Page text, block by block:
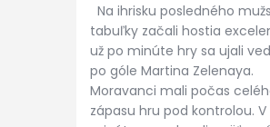
Na ihrisku posledného
tabuľky začali hostia
už po minúte hry sa ujali
po góle Martina Zelenaya.
Moravanci mali počas
zápasu hru pod kontrolou. V